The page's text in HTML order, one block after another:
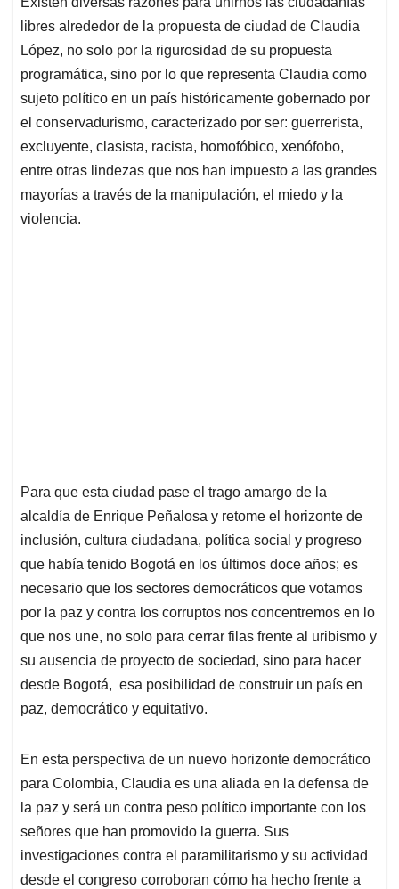
s
A
p
p
b
o
o
k
e
d
I
n
l
a
d
s
libres alrededor de la propuesta de ciudad de Claudia
López, no solo por la rigurosidad de su propuesta
programática, sino por lo que representa Claudia como
sujeto político en un país históricamente gobernado por
el conservadurismo, caracterizado por ser: guerrerista,
excluyente, clasista, racista, homofóbico, xenófobo,
entre otras lindezas que nos han impuesto a las grandes
mayorías a través de la manipulación, el miedo y la
violencia.
Para que esta ciudad pase el trago amargo de la
alcaldía de Enrique Peñalosa y retome el horizonte de
inclusión, cultura ciudadana, política social y progreso
que había tenido Bogotá en los últimos doce años; es
necesario que los sectores democráticos que votamos
por la paz y contra los corruptos nos concentremos en lo
que nos une, no solo para cerrar filas frente al uribismo y
su ausencia de proyecto de sociedad, sino para hacer
desde Bogotá, esa posibilidad de construir un país en
paz, democrático y equitativo.
En esta perspectiva de un nuevo horizonte democrático
para Colombia, Claudia es una aliada en la defensa de
la paz y será un contra peso político importante con los
señores que han promovido la guerra. Sus
investigaciones contra el paramilitarismo y su actividad
desde el congreso corroboran cómo ha hecho frente a